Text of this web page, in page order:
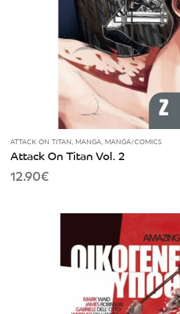
ATTACK ON TITAN, MANGA, MANGA/COMICS
Attack On Titan Vol. 2
12.90€